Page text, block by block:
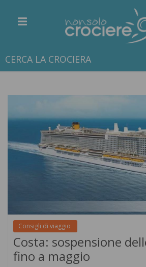
CERCA LA CROCIERA
Consigli di viaggio
Costa: sospensione
fino a maggio